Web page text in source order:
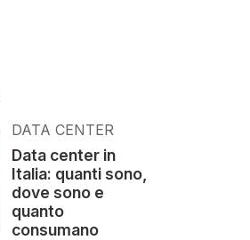
DATA CENTER
Data center in
Italia: quanti sono,
dove sono e
quanto
consumano